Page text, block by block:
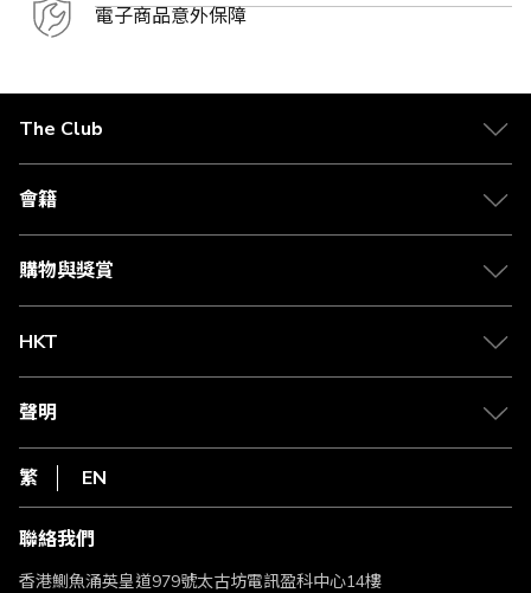
電子商品意外保障
The Club
關於 The Club
合作夥伴
媒體中心
會籍
會籍及專屬禮遇
賺取積分
購物與獎賞
物流與配送
Club Shopping 商品領取站
常見問題
HKT
csl.
1010
HKT
聲明
私隱聲明
使用條款
條款及細則
不歧視及不騷擾聲明
認可牌照及通告
繁 EN
聯絡我們
香港鰂魚涌英皇道979號太古坊電訊盈科中心14樓